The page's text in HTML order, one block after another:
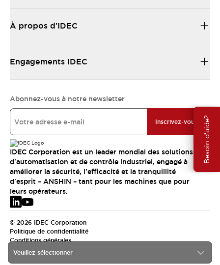
Besoin d'aide?
Veuillez sélectionner
À propos d’IDEC
Engagements IDEC
Abonnez-vous à notre newsletter
Inscrivez-vous
IDEC Corporation est un leader mondial des solutions
d'automatisation et de contrôle industriel, engagé à
améliorer la sécurité, l'efficacité et la tranquillité
d'esprit – ANSHIN – tant pour les machines que pour
leurs opérateurs.
© 2026 IDEC Corporation
Politique de confidentialité
Conditions générales
EMEA